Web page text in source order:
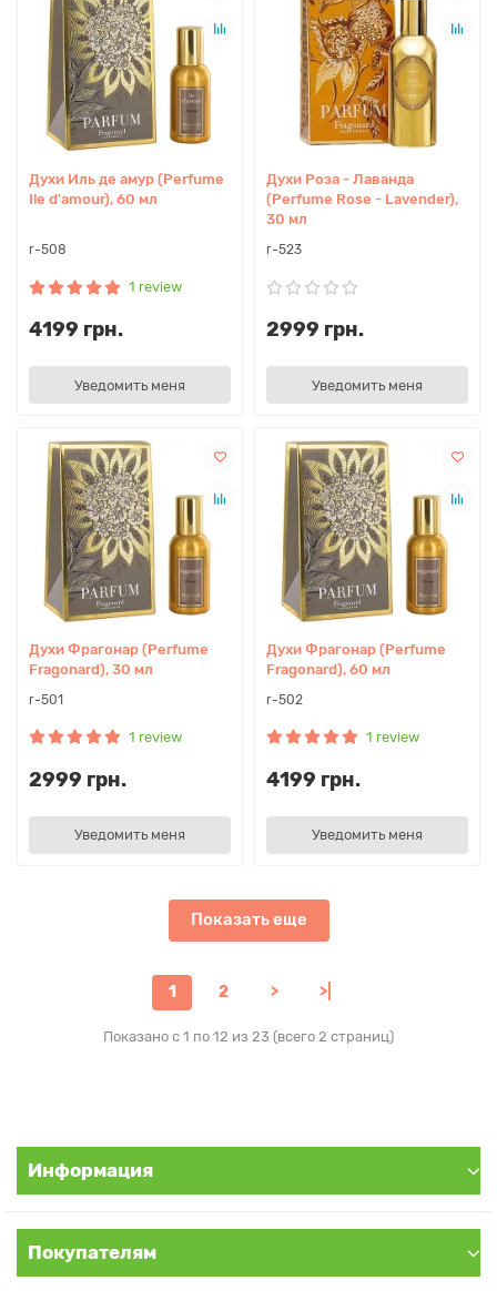
Духи Иль де амур (Perfume
Ile d'amour), 60 мл
r-508
1 review
4199 грн.
Уведомить меня
Духи Роза - Лаванда
(Perfume Rose - Lavender),
30 мл
r-523
2999 грн.
Уведомить меня
Духи Фрагонар (Perfume
Fragonard), 30 мл
r-501
1 review
2999 грн.
Уведомить меня
Духи Фрагонар (Perfume
Fragonard), 60 мл
r-502
1 review
4199 грн.
Уведомить меня
Показать еще
1 2 > >|
Показано с 1 по 12 из 23 (всего 2 страниц)
Информация
Покупателям